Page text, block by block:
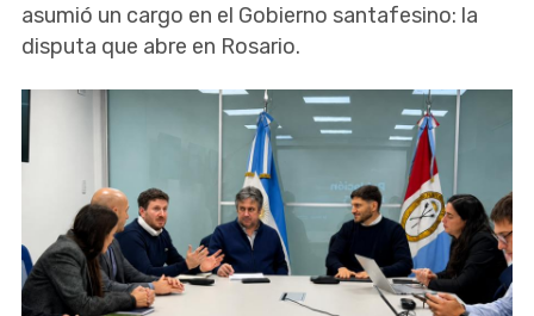
asumió un cargo en el Gobierno santafesino: la
disputa que abre en Rosario.